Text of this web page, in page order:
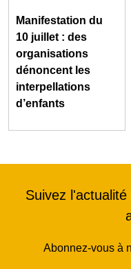
Manifestation du
10 juillet : des
organisations
dénoncent les
interpellations
d’enfants
Suivez
Abonnez-vous à